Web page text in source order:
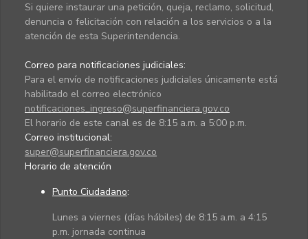
Si quiere instaurar una petición, queja, reclamo, solicitud,
denuncia o felicitación con relación a los servicios o a la
atención de esta Superintendencia.
Correo para notificaciones judiciales:
Para el envío de notificaciones judiciales únicamente está
habilitado el correo electrónico
notificaciones_ingreso@superfinanciera.gov.co
El horario de este canal es de 8:15 a.m. a 5:00 p.m.
Correo institucional:
super@superfinanciera.gov.co
Horario de atención
Punto Ciudadano:
Lunes a viernes (días hábiles) de 8:15 a.m. a 4:15
p.m. jornada continua